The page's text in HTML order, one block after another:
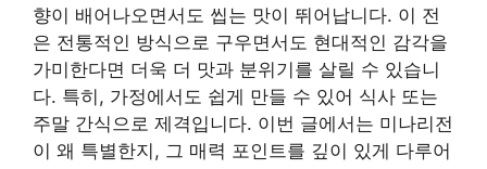
향이 배어나오면서도 씹는 맛이 뛰어납니다. 이 전
은 전통적인 방식으로 구우면서도 현대적인 감각을
가미한다면 더욱 더 맛과 분위기를 살릴 수 있습니
다. 특히, 가정에서도 쉽게 만들 수 있어 식사 또는
주말 간식으로 제격입니다. 이번 글에서는 미나리전
이 왜 특별한지, 그 매력 포인트를 깊이 있게 다루어